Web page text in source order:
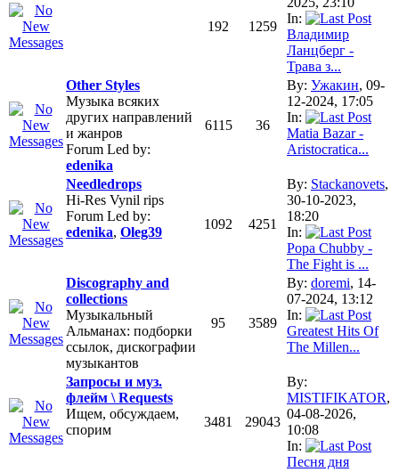
192 1259
In:
Владимир
Ланцберг -
Трава з...
Other Styles
Музыка всяких
других направлений
и жанров
Forum Led by:
edenika
6115 36
By: Ужакин, 09-
12-2024, 17:05
In:
Matia Bazar -
Aristocratica...
Needledrops
Hi-Res Vynil rips
Forum Led by:
edenika, Oleg39
1092 4251
By: Stackanovets,
30-10-2023,
18:20
In:
Popa Chubby -
The Fight is ...
Discography and
collections
Музыкальный
Альманах: подборки
ссылок, дискографии
музыкантов
95 3589
By: doremi, 14-
07-2024, 13:12
In:
Greatest Hits Of
The Millen...
Запросы и муз.
флeйм \ Requests
Ищем, обсуждаем,
спорим
3481 29043
By:
MISTIFIKATOR,
04-08-2026,
10:08
In:
Песня дня